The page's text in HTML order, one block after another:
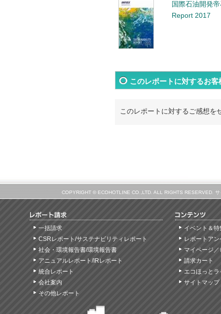
国際石油開発
Report 2017
このレポートに対するお客
このレポートに対するご感想を
COPYRIGHT © ECOHOTLINE CO.,LTD. ALL RIGHTS RESERVED.
一括請求
CSRレポート/サステナビリティレポート
社会・環境報告書/環境報告書
アニュアルレポート/IRレポート
統合レポート
会社案内
その他レポート
イベント＆特
レポートア
マイページ
請求カート
エコほっと
サイトマップ